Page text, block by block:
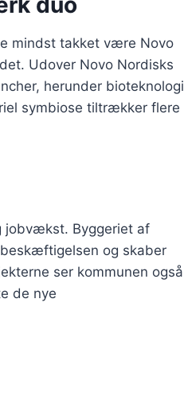
mindst takket være Novo
Udover Novo Nordisks
herunder bioteknologi
symbiose tiltrækker flere
jobvækst. Byggeriet af
og skaber
ser kommunen også
de nye